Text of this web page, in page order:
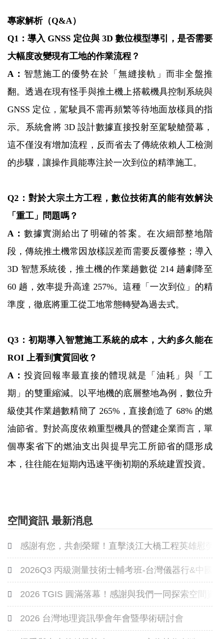
專家解析（Q&A）
Q1：導入 GNSS 定位與 3D 數位模型導引，是否需要
大幅度改變現有工地的作業流程？
A： 智慧施工的優勢在於「無縫接軌」而非全盤推
翻。透過在現有怪手與推土機上搭載機具控制系統與
GNSS 定位，駕駛員不需再頻繁等待地面放樣員的指
示。系統會將 3D 設計數據直接投射至駕駛艙螢幕，
這不僅沒有增加流程，反而省去了傳統依賴人工檢測
的步驟，讓操作員能專注於一次到位的精準施工。
Q2：對於大宗土方工程，數位技術真的能有效解決
「重工」問題嗎？
A： 數據實測給出了明確的答案。在次細部整地階
段，傳統推土機常因放樣誤差而需要反覆修整；導入
3D 智慧系統後，推土機的作業趟數從 214 趟劇降至
60 趟，效率提升高達 257%。這種「一次到位」的精
準度，徹底將重工從工地常態轉變為過去式。
Q3：初期導入智慧施工系統的成本，大約多久能在
ROI 上看到實質回收？
A： 投資回報率最直接的體現就是「油耗」與「工
期」的雙重縮減。以平地機的底層整地為例，數位升
級使其作業趟數精簡了 265%，直接創造了 68% 的燃
油節省。對於高度依賴重型機具的營建企業而言，單
個專案省下的燃油支出與提早完工所節省的隱形成
本，往往能在短期內迅速平衡初期的系統建置投資。
空間資訊 最新消息
感謝有您，共創榮耀！直擊淡江大橋工程英雄慰勞
2026Q3 丙級測量技術士輔考班-台灣儀器行&中國
2026 TGIS 圓滿落幕！感謝與我們一同探索空間資
2026 台灣地理資訊學會年會暨學術研討會